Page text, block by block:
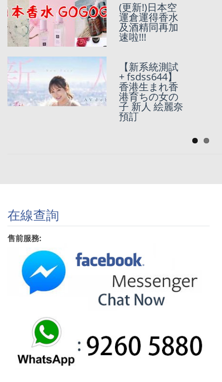
(更新!)日本空
運倉運得香水
及酒精同再加
速啦!!!
【新系統測試
+ fsdss644】
香港生まれ香
港育ちの女の
子 新人 絵麗奈
預訂
[ 豚友麻煩
Like返我地新
FB Page
的代購/代運/移
民代寄
代運集運2磅起
免費派送，代
購全天侯免費
派送
在線查詢
售前服務: